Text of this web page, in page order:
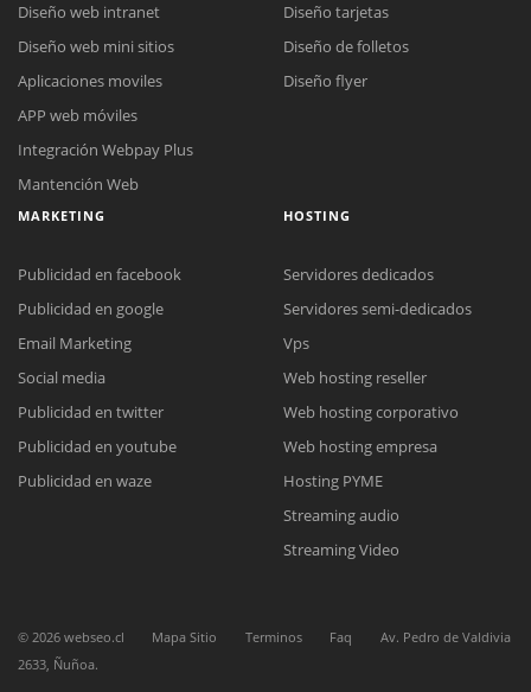
Reunión online
Nuestros ejecutivos le enviarán un correo electrónico con el enlace a
Meet para la reunión online.
Cotización
Chat Online
Todos nuestros ejecutivos están fuera de línea. Complete el formulario
Diseño web intranet
Diseño web mini sitios
Aplicaciones moviles
APP web móviles
Integración Webpay Plus
Mantención Web
Diseño tarjetas
Diseño de folletos
Diseño flyer
MARKETING
Publicidad en facebook
Publicidad en google
Email Marketing
Social media
Publicidad en twitter
Publicidad en youtube
Publicidad en waze
HOSTING
Servidores dedicados
Servidores semi-dedicados
Vps
Web hosting reseller
Web hosting corporativo
Web hosting empresa
Hosting PYME
Streaming audio
Streaming Video
© 2026 webseo.cl Mapa Sitio Terminos Faq
Av. Pedro de Valdivia
2633, Ñuñoa.